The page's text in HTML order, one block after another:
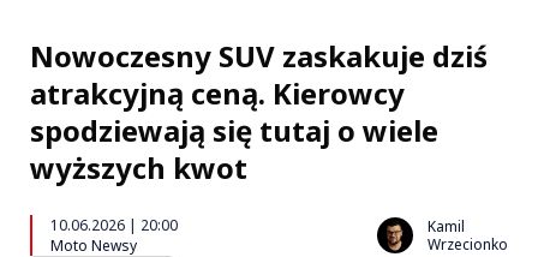
Nowoczesny SUV zaskakuje dziś
atrakcyjną ceną. Kierowcy
spodziewają się tutaj o wiele
wyższych kwot
10.06.2026 | 20:00
Moto Newsy
Kamil
Wrzecionko